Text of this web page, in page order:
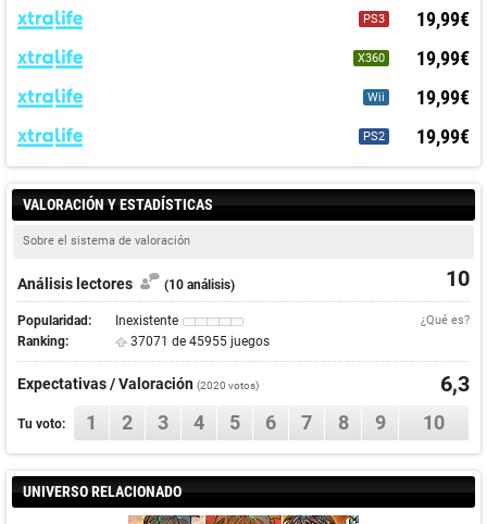
PS3 19,99€
X360 19,99€
Wii 19,99€
PS2 19,99€
VALORACIÓN Y ESTADÍSTICAS
Sobre el sistema de valoración
10
Análisis lectores (10 análisis)
Popularidad: Inexistente ¿Qué es?
Ranking: 37071 de 45955 juegos
Expectativas / Valoración (2020 votos) 6,3
Tu voto: 1 2 3 4 5 6 7 8 9 10
UNIVERSO RELACIONADO